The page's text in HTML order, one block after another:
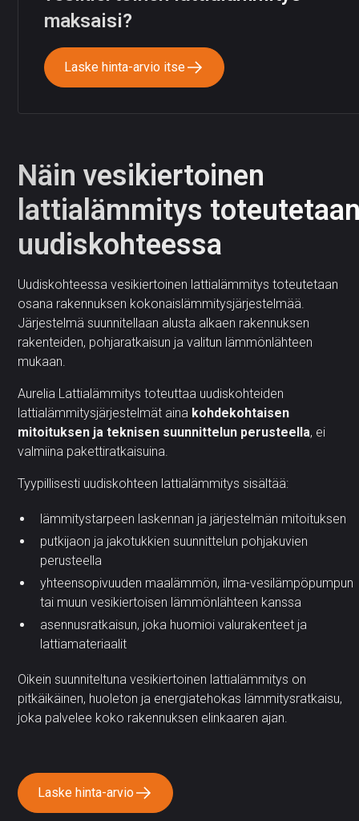
maksaisi?
Laske hinta-arvio itse
Näin vesikiertoinen
lattialämmitys
uudiskohteessa
Uudiskohteessa vesikiertoinen lattialämmitys toteutetaan
osana rakennuksen kokonaislämmitysjärjestelmää.
Järjestelmä suunnitellaan alusta alkaen rakennuksen
rakenteiden, pohjaratkaisun ja valitun lämmönlähteen
mukaan.
Aurelia Lattialämmitys toteuttaa uudiskohteiden
lattialämmitysjärjestelmät aina kohdekohtaisen
mitoituksen ja teknisen suunnittelun perusteella, ei
valmiina pakettiratkaisuina.
Tyypillisesti uudiskohteen lattialämmitys sisältää:
lämmitystarpeen laskennan ja järjestelmän mitoituksen
putkijaon ja jakotukkien suunnittelun pohjakuvien
perusteella
yhteensopivuuden maalämmön, ilma-vesilämpöpumpun
tai muun vesikiertoisen lämmönlähteen kanssa
asennusratkaisun, joka huomioi valurakenteet ja
lattiamateriaalit
Oikein suunniteltuna vesikiertoinen lattialämmitys on
pitkäikäinen, huoleton ja energiatehokas lämmitysratkaisu,
joka palvelee koko rakennuksen elinkaaren ajan.
Laske hinta-arvio